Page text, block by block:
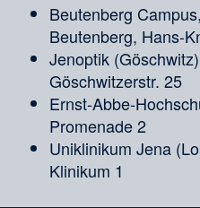
Beutenberg
Beutenberg, Hans-
Jenoptik
Göschwitzerstr. 25
Ernst-Abbe-
Promenade 2
Uniklinikum Jena
Klinikum 1